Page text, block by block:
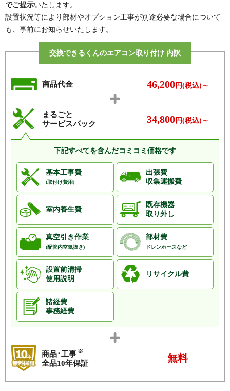
でご提示いたします。
設置状況等により部材やオプション工事が別途必要な場合について
も、事前にお知らせいたします。
交換できるくんのエアコン取り付け 内訳
商品代金 46,200円(税込)～
まるごと
サービスパック
34,800円(税込)～
下記すべてを含んだコミコミ価格です
基本工事費
(取付け費用)
出張費
収集運搬費
室内養生費
既存機器
取り外し
真空引き作業
(配管内空気抜き)
部材費
ドレンホースなど
設置前清掃
使用説明
リサイクル費
諸経費
事務経費
商品･工事 ※
全品10年保証 無料